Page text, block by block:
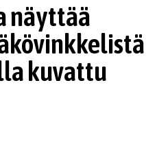
näyttää
kuvattu